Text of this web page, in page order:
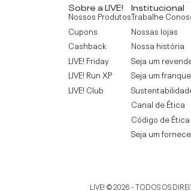
Sobre a LIVE!
Nossos Produtos
Cupons
Cashback
LIVE! Friday
LIVE! Run XP
LIVE! Club
Institucional
Trabalhe
Nossas lojas
Nossa história
Seja um
Seja um
Canal de Ética
Código de
Seja um
LIVE! ©2026- TODOS OS